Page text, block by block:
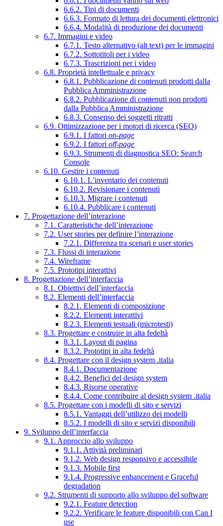
6.6.2. Tipi di documenti
6.6.3. Formato di lettura dei documenti elettronici
6.6.4. Modalità di produzione dei documenti
6.7. Immagini e video
6.7.1. Testo alternativo (alt text) per le immagini
6.7.2. Sottotitoli per i video
6.7.3. Trascrizioni per i video
6.8. Proprietà intellettuale e privacy
6.8.1. Pubblicazione di contenuti prodotti dalla
Pubblica Amministrazione
6.8.2. Pubblicazione di contenuti non prodotti
dalla Pubblica Amministrazione
6.8.3. Consenso dei soggetti ritratti
6.9. Ottimizzazione per i motori di ricerca (SEO)
6.9.1. I fattori on-page
6.9.2. I fattori off-page
6.9.3. Strumenti di diagnostica SEO: Search
Console
6.10. Gestire i contenuti
6.10.1. L’inventario dei contenuti
6.10.2. Revisionare i contenuti
6.10.3. Migrare i contenuti
6.10.4. Pubblicare i contenuti
7. Progettazione dell’interazione
7.1. Caratteristiche dell’interazione
7.2. User stories per definire l’interazione
7.2.1. Differenza tra scenari e user stories
7.3. Flussi di interazione
7.4. Wireframe
7.5. Prototipi interattivi
8. Progettazione dell’interfaccia
8.1. Obiettivi dell’interfaccia
8.2. Elementi dell’interfaccia
8.2.1. Elementi di composizione
8.2.2. Elementi interattivi
8.2.3. Elementi testuali (microtesti)
8.3. Progettare e costruire in alta fedeltà
8.3.1. Layout di pagina
8.3.2. Prototipi in alta fedeltà
8.4. Progettare con il design system .italia
8.4.1. Documentazione
8.4.2. Benefici del design system
8.4.3. Risorse operative
8.4.4. Come contribuire al design system .italia
8.5. Progettare con i modelli di sito e servizi
8.5.1. Vantaggi dell’utilizzo dei modelli
8.5.2. I modelli di sito e servizi disponibili
9. Sviluppo dell’interfaccia
9.1. Approccio allo sviluppo
9.1.1. Attività preliminari
9.1.2. Web design responsivo e accessibile
9.1.3. Mobile first
9.1.4. Progressive enhancement e Graceful
degradation
9.2. Strumenti di supporto allo sviluppo del software
9.2.1. Feature detection
9.2.2. Verificare le feature disponibili con Can I
use